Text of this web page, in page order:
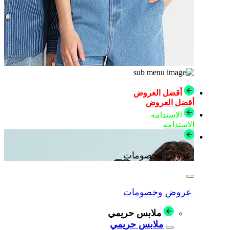
أقضل العروض
أقضل العروض
الاستدامه
الاستدامه
عروض وخصومات
عروض وخصومات
ملابس حريمي
ملابس حريمي